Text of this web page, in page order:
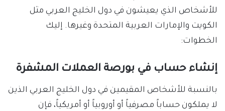
للأشخاص الذي يعيشون في دول الخليج العربي مثل
الكويت والإمارات العربية المتحدة وغيرها. إليك
الخطوات:
إنشاء حساب في بورصة العملات المشفرة
بالنسبة للأشخاص المقيمين في دول الخليج العربي الذين
لا يملكون حساباً مصرفياً أو أوروبياً أو أمريكياً، فإن